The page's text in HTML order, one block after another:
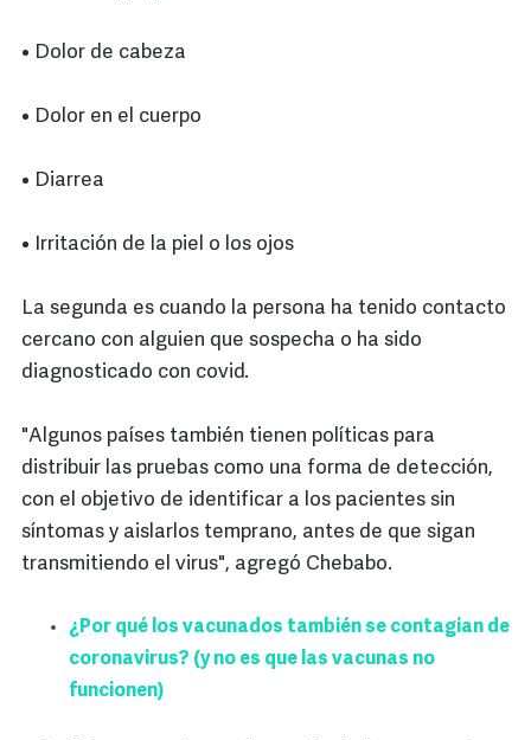
• Dolor de cabeza
• Dolor en el cuerpo
• Diarrea
• Irritación de la piel o los ojos
La segunda es cuando la persona ha tenido contacto
cercano con alguien que sospecha o ha sido
diagnosticado con covid.
"Algunos países también tienen políticas para
distribuir las pruebas como una forma de detección,
con el objetivo de identificar a los pacientes sin
síntomas y aislarlos temprano, antes de que sigan
transmitiendo el virus", agregó Chebabo.
¿Por qué los vacunados también se contagian de
coronavirus? (y no es que las vacunas no
funcionen)